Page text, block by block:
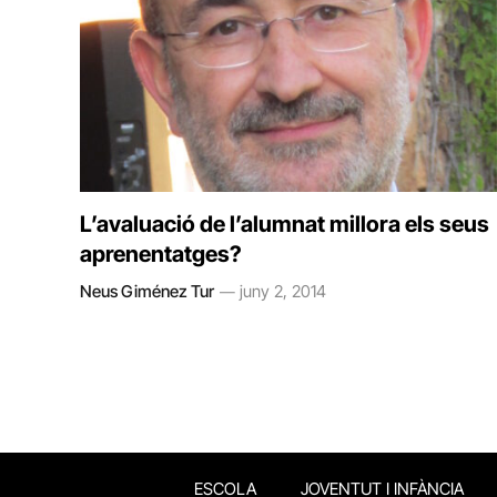
L’avaluació de l’alumnat millora els seus
aprenentatges?
Neus Giménez Tur juny 2, 2014
ESCOLA JOVENTUT I INFÀNCIA